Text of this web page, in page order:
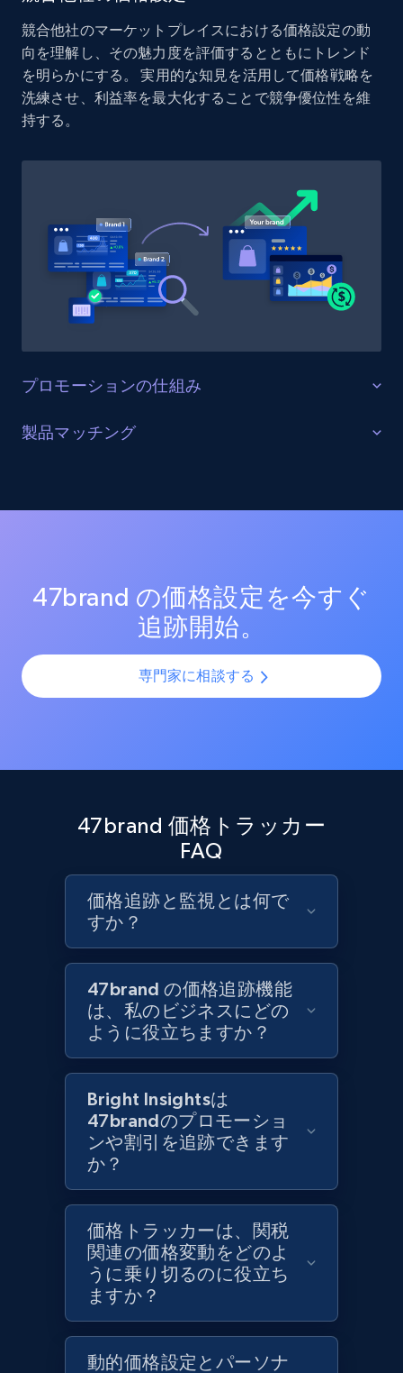
price, and more.
1.9K+ 322+ 今すぐ始める
URL, Product id, Listing inventory id, Title, Rating,
Reviews count shop, Reviews count item, Initial
price, and more.
1.9K+ 322+
Etsy - Collects data from shop's URL
URL, Product id, Listing inventory id, Title, Rating,
Reviews count shop, Reviews count item, Initial
Amazon products search
Asin, URL, Name, Sponsored, Initial price, Final
price, Currency, Sold, and more.
1.6K+ 181+ 今すぐ始める
URL, Product id, Title, Product description,
Rating, Reviews count, Initial price, Discount,
1.3K+ 175+ 今すぐ始める
Target - Gather data on products using
specified keywords
URL, Product id, Title, Product description,
Rating, Reviews count, Initial price, Discount,
and more.
175+ 今すぐ始める
Target - Discover products by category url
URL, Product id, Title, Product description,
Rating, Reviews count, Initial price, Discount,
and more.
1.3K+ 175+ 今すぐ始める
競合他社のマーケットプレイスにおける価格設定の動
向を理解し、その魅力度を評価するとともにトレンド
を明らかにする。 実用的な知見を活用して価格戦略を
洗練させ、利益率を最大化することで競争優位性を維
持する。
プロモーションの仕組み
販売を最適化する
測定する。効果的なプロモーション戦術と新興トレン
製品マッチング
SKUやバリエーションを複数チャネルで最適化し、製品
トフォームで一貫性と正確性を確保します。
47brand の価格設定を今すぐ
追跡開始。
専門家に相談する
47brand 価格トラッカー
FAQ
価格追跡と監視とは何で
すか？
47brand の価格追跡機能
は、私のビジネスにどの
ように役立ちますか？
Bright Insightsは
47brandのプロモーショ
ンや割引を追跡できます
か？
価格トラッカーは、関税
関連の価格変動をどのよ
うに乗り切るのに役立ち
ますか？
動的価格設定とパーソナ